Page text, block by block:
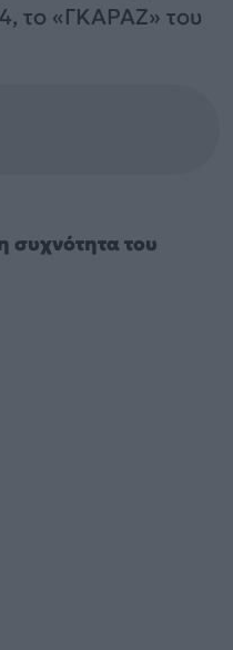
το «ΓΚΑΡΑΖ» του
συχνότητα του